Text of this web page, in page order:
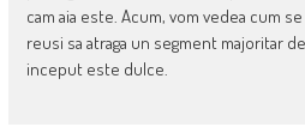
cam aia este. Acum, vom vedea cum
reusi sa atraga un segment majoritar
inceput este dulce.